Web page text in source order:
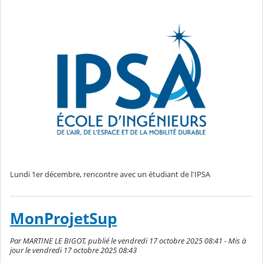
Lundi 1er décembre, rencontre avec un étudiant de l'IPSA
MonProjetSup
Par MARTINE LE BIGOT, publié le vendredi 17 octobre 2025 08:41 - Mis à
jour le vendredi 17 octobre 2025 08:43